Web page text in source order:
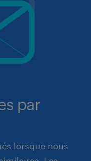
par
lorsque nous